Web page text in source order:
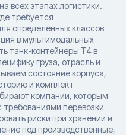
всех этапах логистики.
требуется
определённых классов
в мультимодальных
танк-контейнеры T4 в
груза, отрасль и
состояние корпуса,
и комплект
компании, которым
требованиями перевозки
риски при хранении и
под производственные,